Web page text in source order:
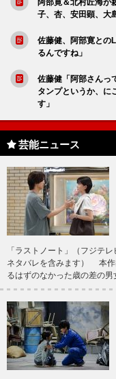
子、杏、安田顕、大
佐藤健、阿部寛と
るんですね」
佐藤健「阿部さんっ
タンプというか、に
す」
芸能ニュース
「ラストノート」（フジテ
ネタバレを含みます） 本作
るはずのなかった歳の差の